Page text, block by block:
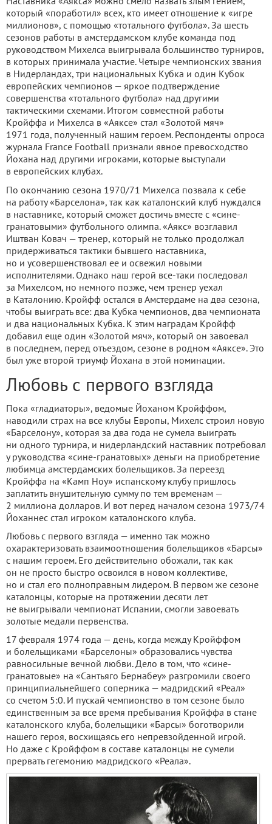
который «поработил» всех, кто имеет отношение к «игре
миллионов», с помощью «тотального футбола». За шесть
сезонов работы в амстердамском клубе команда под
руководством Михелса выигрывала большинство турниров,
в которых принимала участие. Четыре чемпионских звания
в Нидерландах, три национальных Кубка и один Кубок
европейских чемпионов — яркое подтверждение
совершенства «тотального футбола» над другими
тактическими схемами. Итогом совместной работы
Кройффа и Михелса в «Аяксе» стал «Золотой мяч»
1971 года, полученный нашим героем. Респонденты опроса
журнала France Football признали явное превосходство
Йохана над другими игроками, которые выступали
в европейских клубах.
По окончанию сезона 1970/71 Михелса позвала к себе
на работу «Барселона», так как каталонский клуб нуждался
в наставнике, который сможет достичь вместе с «сине-
гранатовыми» футбольного олимпа. «Аякс» возглавил
Иштван Ковач — тренер, который не только продолжал
придерживаться тактики бывшего наставника,
но и усовершенствовал ее и освежил новыми
исполнителями. Однако наш герой все-таки последовал
за Михелсом, но немного позже, чем тренер уехал
в Каталонию. Кройфф остался в Амстердаме на два сезона,
чтобы выиграть все: два Кубка чемпионов, два чемпионата
и два национальных Кубка. К этим наградам Кройфф
добавил еще один «Золотой мяч», который он завоевал
в последнем, перед отъездом, сезоне в родном «Аяксе». Это
был уже второй триумф Йохана в этой номинации.
Любовь с первого взгляда
Пока «гладиаторы», ведомые Йоханом Кройффом,
наводили страх на все клубы Европы, Михелс строил новую
«Барселону», которая за два года не сумела выиграть
ни одного турнира, и нидерландский наставник потребовал
у руководства «сине-гранатовых» деньги на приобретение
любимца амстердамских болельщиков. За переезд
Кройффа на «Камп Ноу» испанскому клубу пришлось
заплатить внушительную сумму по тем временам —
2 миллиона долларов. И вот перед началом сезона 1973/74
Йоханнес стал игроком каталонского клуба.
Любовь с первого взгляда — именно так можно
охарактеризовать взаимоотношения болельщиков «Барсы»
с нашим героем. Его действительно обожали, так как
он не просто быстро освоился в новом коллективе,
но и стал его полноправным лидером. В первом же сезоне
каталонцы, которые на протяжении десяти лет
не выигрывали чемпионат Испании, смогли завоевать
золотые медали первенства.
17 февраля 1974 года — день, когда между Кройффом
и болельщиками «Барселоны» образовались чувства
равносильные вечной любви. Дело в том, что «сине-
гранатовые» на «Сантьяго Бернабеу» разгромили своего
принципиальнейшего соперника — мадридский «Реал»
со счетом 5:0. И пускай чемпионство в том сезоне было
единственным за все время пребывания Кройффа в стане
каталонского клуба, болельщики «Барсы» боготворили
нашего героя, восхищаясь его непревзойденной игрой.
Но даже с Кройффом в составе каталонцы не сумели
прервать гегемонию мадридского «Реала».